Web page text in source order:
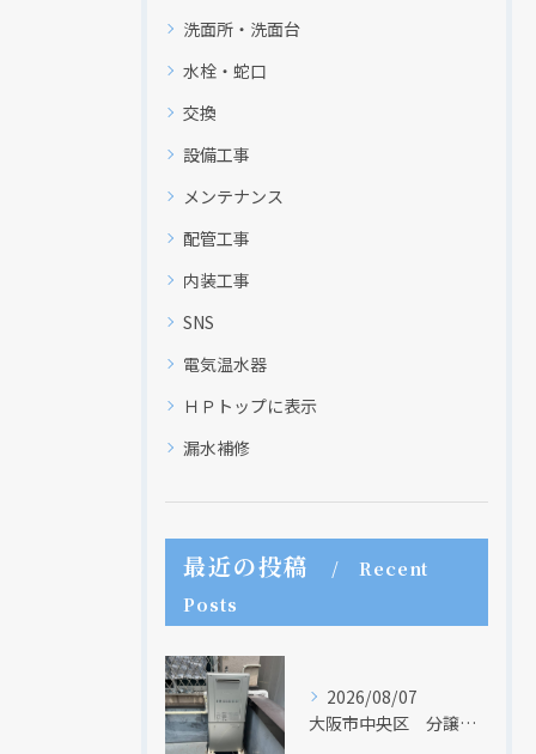
洗面所・洗面台
水栓・蛇口
交換
設備工事
メンテナンス
配管工事
内装工事
SNS
電気温水器
ＨＰトップに表示
漏水補修
最近の投稿
Recent
Posts
2026/08/07
大阪市中央区 分譲マンションの給湯器取替リフォーム工事 UV除菌機能搭載給湯器